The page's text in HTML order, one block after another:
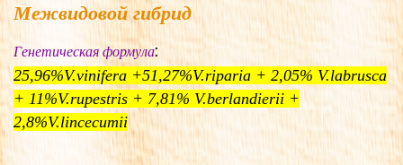
Межвидовой гибрид
Генетическая формула:
25,96%V.vinifera +51,27%V.riparia + 2,05% V.labrusca
+ 11%V.rupestris + 7,81% V.berlandierii +
2,8%V.lincecumii